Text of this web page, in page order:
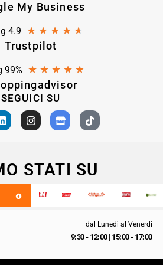
My Business
4.9 ★ ★ ★ ★ ★
Trustpilot
99% ★ ★ ★ ★ ★
SEGUICI SU
STATI SU
dal Lunedì al Venerdì
9:30 - 12:00| 15:00 - 17:00